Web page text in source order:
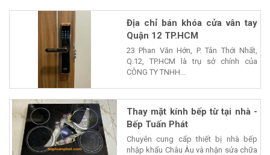
Địa chỉ bán khóa cửa vân tay
Quận 12 TP.HCM
23 Phan Văn Hớn, P. Tân Thới Nhất,
Q.12, TP.HCM là trụ sở chính của
CÔNG TY TNHH...
Thay mặt kính bếp từ tại nhà -
Bếp Tuấn Phát
Chuyên cung cấp thiết bị nhà bếp
nhập khẩu Châu Âu và nhận sửa chữa